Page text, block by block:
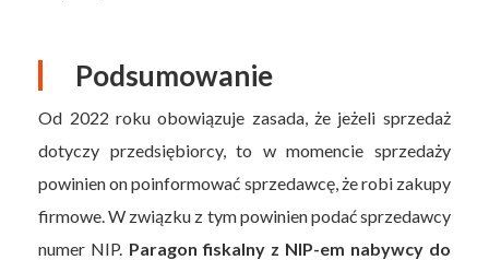
Podsumowanie
Od 2022 roku obowiązuje zasada, że jeżeli sprzedaż
dotyczy przedsiębiorcy, to w momencie sprzedaży
powinien on poinformować sprzedawcę, że robi zakupy
firmowe. W związku z tym powinien podać sprzedawcy
numer NIP. Paragon fiskalny z NIP-em nabywcy do